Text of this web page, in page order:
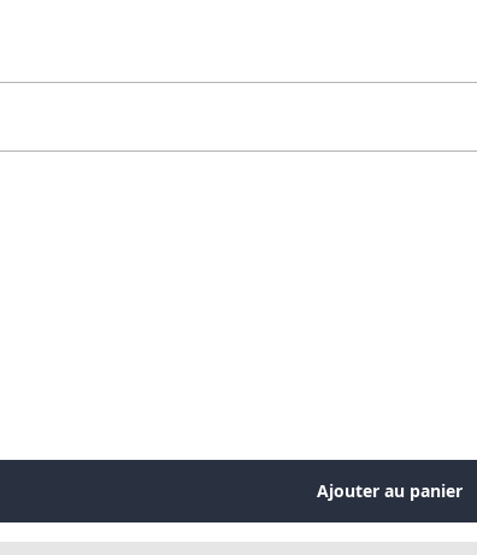
Ajouter au panier